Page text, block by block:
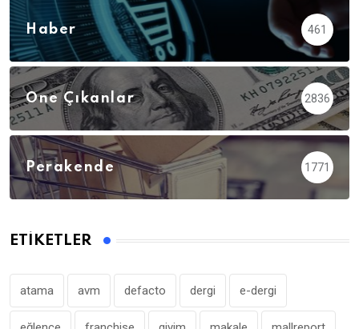
Haber 461
Öne Çıkanlar 2836
Perakende 1771
ETIKETLER
atama avm defacto dergi e-dergi